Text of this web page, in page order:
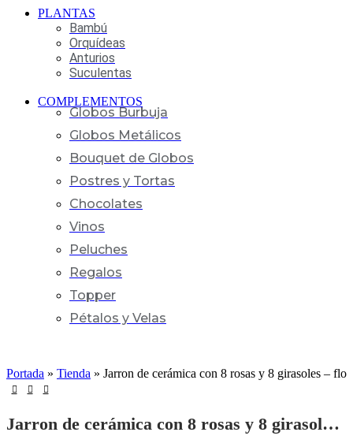
PLANTAS
Bambú
Orquídeas
Anturios
Suculentas
COMPLEMENTOS
Globos Burbuja
Globos Metálicos
Bouquet de Globos
Postres y Tortas
Chocolates
Vinos
Peluches
Regalos
Topper
Pétalos y Velas
Portada » Tienda » Jarron de cerámica con 8 rosas y 8 girasoles –
Jarron de cerámica con 8 rosas y 8 girasoles – flores amarillas